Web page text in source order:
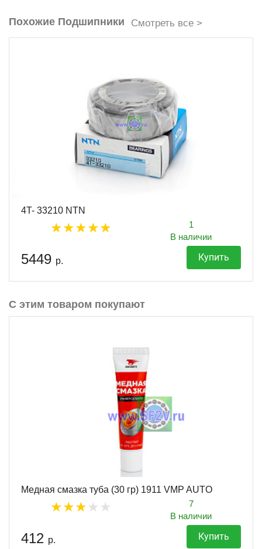
Похожие Подшипники Смотреть все >
4T- 33210 NTN
1
В наличии
5449 р. Купить
С этим товаром покупают
Медная смазка туба (30 гр) 1911 VMP AUTO
7
В наличии
412 р. Купить